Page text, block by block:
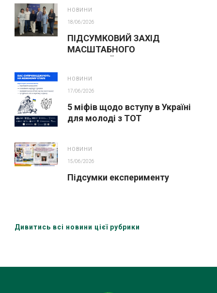
НОВИНИ
18/06/2026
ПІДСУМКОВИЙ ЗАХІД
МАСШТАБНОГО
НОВИНИ
17/06/2026
5 міфів щодо вступу в Україні
для молоді з ТОТ
НОВИНИ
15/06/2026
Підсумки експерименту
Дивитись всі новини цієї рубрики